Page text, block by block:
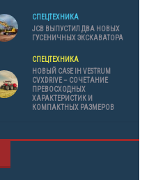
СПЕЦТЕХНИКА
JCB ВЫПУСТИЛ ДВА НОВЫХ
ГУСЕНИЧНЫХ ЭКСКАВАТОРА
СПЕЦТЕХНИКА
НОВЫЙ CASE IH VESTRUM
CVXDRIVE – СОЧЕТАНИЕ
ПРЕВОСХОДНЫХ
ХАРАКТЕРИСТИК И
КОМПАКТНЫХ РАЗМЕРОВ